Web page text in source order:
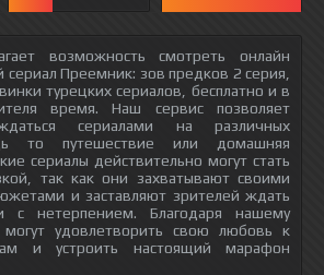
возможность смотреть онлайн
Преемник: зов предков 2 серия,
турецких сериалов, бесплатно и в
время. Наш сервис позволяет
сериалами на различных
то путешествие или домашняя
сериалы действительно могут стать
так как они захватывают своими
и заставляют зрителей ждать
с нетерпением. Благодаря нашему
могут удовлетворить свою любовь к
и устроить настоящий марафон